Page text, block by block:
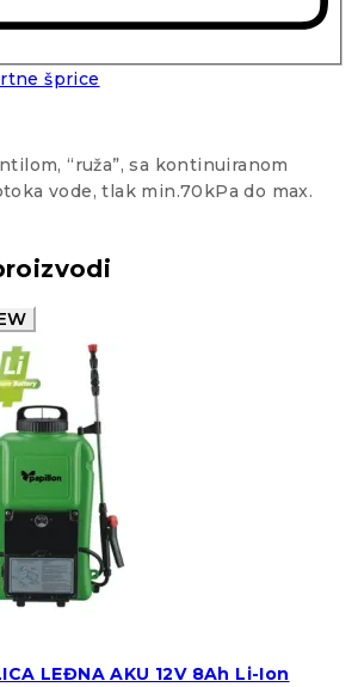
šprice
“ruža”, sa kontinuiranom
vode, tlak min.70kPa do max.
LEĐNA AKU 12V 8Ah Li-Ion